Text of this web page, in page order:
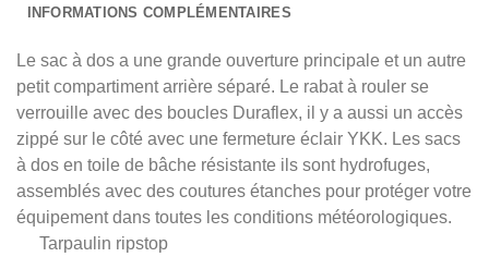
INFORMATIONS COMPLÉMENTAIRES
Le sac à dos a une grande ouverture principale et un autre
petit compartiment arrière séparé. Le rabat à rouler se
verrouille avec des boucles Duraflex, il y a aussi un accès
zippé sur le côté avec une fermeture éclair YKK. Les sacs
à dos en toile de bâche résistante ils sont hydrofuges,
assemblés avec des coutures étanches pour protéger votre
équipement dans toutes les conditions météorologiques.
Tarpaulin ripstop